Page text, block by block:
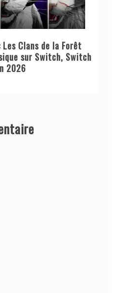
Clans de la Forêt
sur Switch, Switch
2026